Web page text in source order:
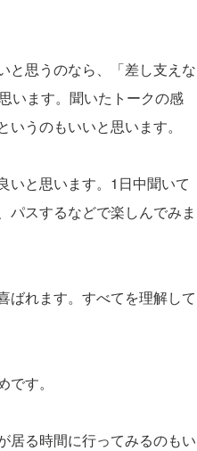
と思うのなら、「差し支えな
います。聞いたトークの感
うのもいいと思います。
いと思います。1日中聞いて
パスするなどで楽しんでみま
ばれます。すべてを理解して
す。
居る時間に行ってみるのもい